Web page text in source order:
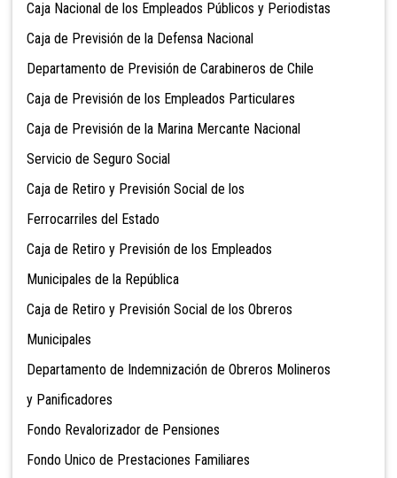
Caja Nacional de los Empleados Públicos y Periodistas
Caja de Previsión de la Defensa Nacional
Departamento de Previsión de Carabineros de Chile
Caja de Previsión de los Empleados Particulares
Caja de Previsión de la Marina Mercante Nacional
Servicio de Seguro Social
Caja de Retiro y Previsión Social de los
Ferrocarriles del Estado
Caja de Retiro y Previsión de los Empleados
Municipales de la República
Caja de Retiro y Previsión Social de los Obreros
Municipales
Departamento de Indemnización de Obreros Molineros
y Panificadores
Fondo Revalorizador de Pensiones
Fondo Unico de Prestaciones Familiares